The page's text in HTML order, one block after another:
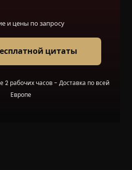
и цены по запросу
цитаты
рабочих часов - Доставка по всей
Европе